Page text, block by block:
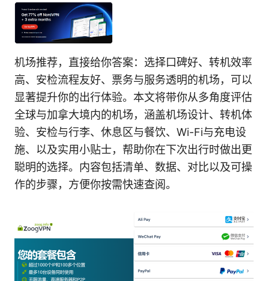
机场推荐，直接给你答案：选择口碑好、转机效率
高、安检流程友好、票务与服务透明的机场，可以
显著提升你的出行体验。本文将带你从多角度评估
全球与加拿大境内的机场，涵盖机场设计、转机体
验、安检与行李、休息区与餐饮、Wi-Fi与充电设
施、以及实用小贴士，帮助你在下次出行时做出更
聪明的选择。内容包括清单、数据、对比以及可操
作的步骤，方便你按需快速查阅。